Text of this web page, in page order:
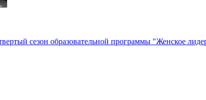
сезон образовательной программы "Женское